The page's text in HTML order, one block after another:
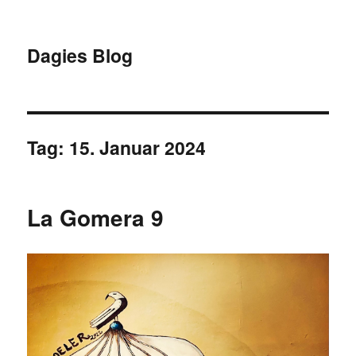
Dagies Blog
Tag: 15. Januar 2024
La Gomera 9